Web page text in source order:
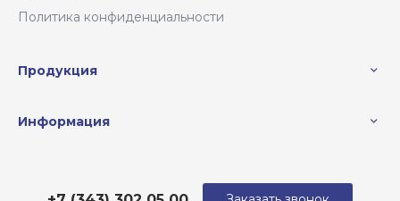
Политика конфиденциальности
Продукция
Информация